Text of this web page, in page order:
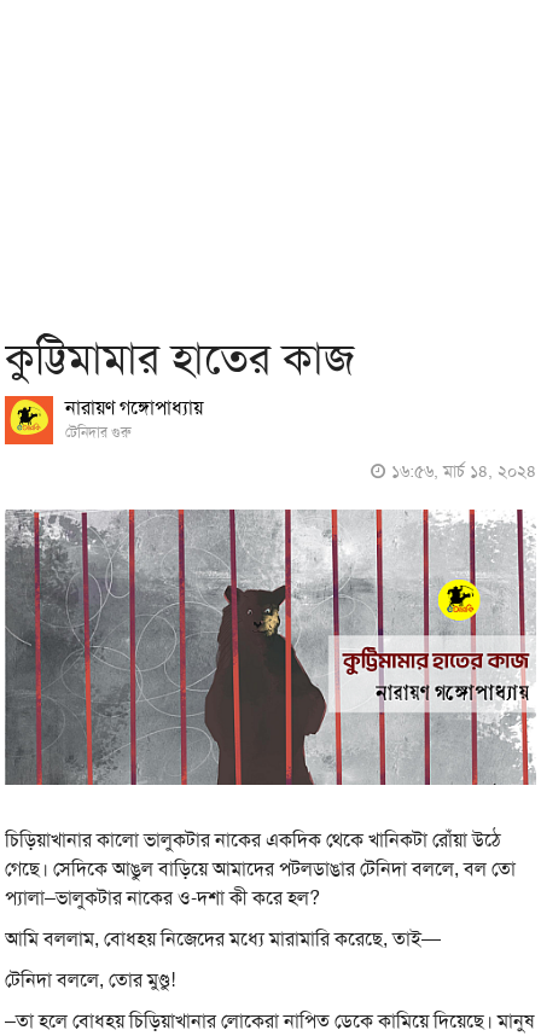
কুট্টিমামার হাতের কাজ
নারায়ণ গঙ্গোপাধ্যায়
টেনিদার গুরু
১৬:৫৬, মার্চ ১৪, ২০২৪
চিড়িয়াখানার কালো ভালুকটার নাকের একদিক থেকে খানিকটা রোঁয়া উঠে
গেছে। সেদিকে আঙুল বাড়িয়ে আমাদের পটলডাঙার টেনিদা বললে, বল তো
প্যালা–ভালুকটার নাকের ও-দশা কী করে হল?
আমি বললাম, বোধহয় নিজেদের মধ্যে মারামারি করেছে, তাই—
টেনিদা বললে, তোর মুণ্ডু!
–তা হলে বোধহয় চিড়িয়াখানার লোকেরা নাপিত ডেকে কামিয়ে দিয়েছে। মানুষ